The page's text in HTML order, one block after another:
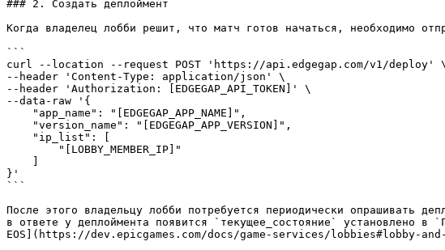
### 2. Создать деплоймент
Когда владелец лобби решит, что матч готов начаться, необходимо
```
curl --location --request POST 'https://api.edgegap.com/v1/deploy' \
--header 'Content-Type: application/json' \
--header 'Authorization: [EDGEGAP_API_TOKEN]' \
--data-raw '{
}'
```
После этого владельцу лобби потребуется периодически опрашивать
в ответе у деплоймента появится `текущее_состояние` установлено
EOS](https://dev.epicgames.com/docs/game-services/lobbies#lobby-